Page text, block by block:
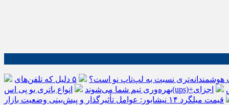
هوشمندانه‌تری نسبت به لپ‌تاپ نو است؟
۵ دلیل که تلفن‌های IP سیسکو باعث افزایش
بهره‌وری تیم شما می‌شوند
اجزای
قیمت میلگرد ۱۴ نیشابور: عوامل تأثیرگذار و پیش‌بینی وضعیت بازار